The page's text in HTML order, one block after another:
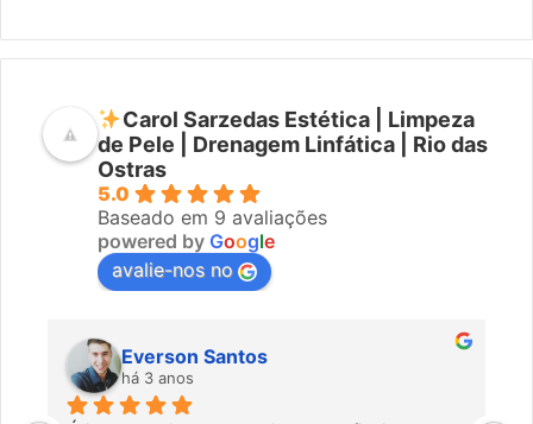
Carol Sarzedas Estética | Limpeza
de Pele | Drenagem Linfática | Rio das
Ostras
5.0
Baseado em 9 avaliações
powered by Google
avalie-nos no
Everson Santos
há 3 anos